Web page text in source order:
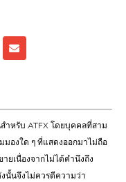
ำหรับ ATFX โดยบุคคลที่สาม
มองใด ๆ ที่แสดงออกมาไม่ถือ
ยเนื่องจากไม่ได้คำนึงถึง
นั้นจึงไม่ควรตีความว่า